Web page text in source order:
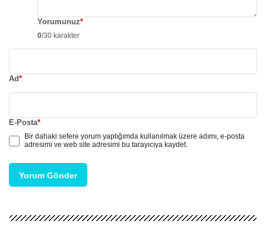
Yorumunuz*
0/30 karakter
Ad*
E-Posta*
Bir dahaki sefere yorum yaptığımda kullanılmak üzere adımı, e-posta
adresimi ve web site adresimi bu tarayıcıya kaydet.
Yorum Gönder